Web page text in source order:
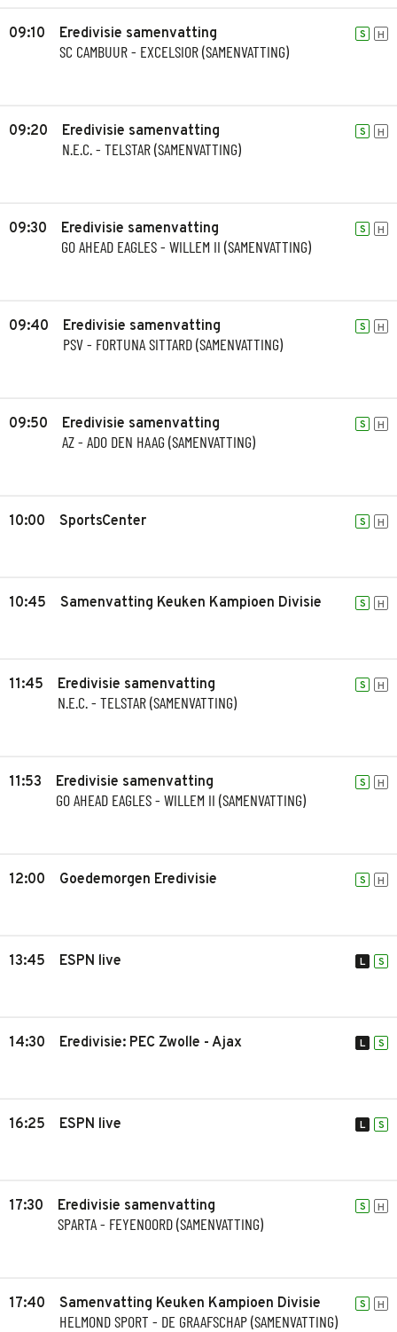
09:10 Eredivisie samenvatting
SC CAMBUUR - EXCELSIOR (SAMENVATTING)
S H
09:20 Eredivisie samenvatting
N.E.C. - TELSTAR (SAMENVATTING)
S H
09:30 Eredivisie samenvatting
GO AHEAD EAGLES - WILLEM II (SAMENVATTING)
S H
09:40 Eredivisie samenvatting
PSV - FORTUNA SITTARD (SAMENVATTING)
S H
09:50 Eredivisie samenvatting
AZ - ADO DEN HAAG (SAMENVATTING)
S H
10:00 SportsCenter S H
10:45 Samenvatting Keuken Kampioen Divisie S H
11:45 Eredivisie samenvatting
N.E.C. - TELSTAR (SAMENVATTING)
S H
11:53 Eredivisie samenvatting
GO AHEAD EAGLES - WILLEM II (SAMENVATTING)
S H
12:00 Goedemorgen Eredivisie S H
13:45 ESPN live L S
14:30 Eredivisie: PEC Zwolle - Ajax L S
16:25 ESPN live L S
17:30 Eredivisie samenvatting
SPARTA - FEYENOORD (SAMENVATTING)
S H
17:40 Samenvatting Keuken Kampioen Divisie
HELMOND SPORT - DE GRAAFSCHAP (SAMENVATTING)
S H